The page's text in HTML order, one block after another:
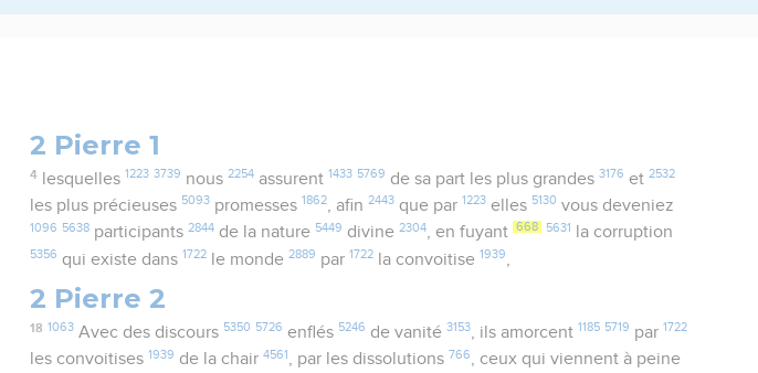
2 Pierre 1
4 lesquelles 1223 3739 nous 2254assurent 1433 5769 de sa part les plus grandes 3176 et 2532
les plus précieuses 5093 promesses 1862, afin2443 que par 1223 elles 5130 vous deveniez
1096 5638 participants2844 de la nature 5449 divine2304, en fuyant 668 5631 la corruption
5356 qui existe dans 1722 le monde2889 par 1722 la convoitise 1939
2 Pierre 2
18 1063Avec des discours 5350 5726 enflés 5246 de vanité 3153, ils amorcent 1185 5719 par 1722
les convoitises 1939 de la chair4561 , par les dissolutions 766, ceux qui viennent à peine